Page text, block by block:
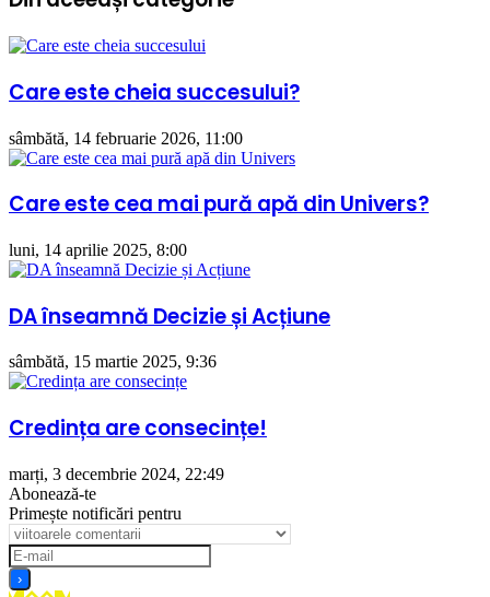
Care este cheia succesului?
sâmbătă, 14 februarie 2026, 11:00
Care este cea mai pură apă din Univers?
luni, 14 aprilie 2025, 8:00
DA înseamnă Decizie și Acțiune
sâmbătă, 15 martie 2025, 9:36
Credința are consecințe!
marți, 3 decembrie 2024, 22:49
Abonează-te
Primește notificări pentru